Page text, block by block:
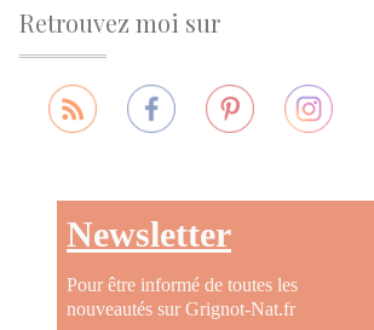
Retrouvez moi sur
Newsletter
Pour être informé de toutes les
nouveautés sur Grignot-Nat.fr